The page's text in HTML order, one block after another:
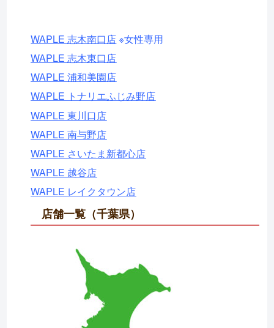
WAPLE 志木南口店※女性専用
WAPLE 志木東口店
WAPLE 浦和美園店
WAPLE トナリエふじみ野店
WAPLE 東川口店
WAPLE 南与野店
WAPLE さいたま新都心店
WAPLE 越谷店
WAPLE レイクタウン店
店舗一覧（千葉県）